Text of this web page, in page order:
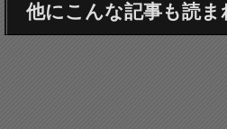
他にこんな記事も読ま